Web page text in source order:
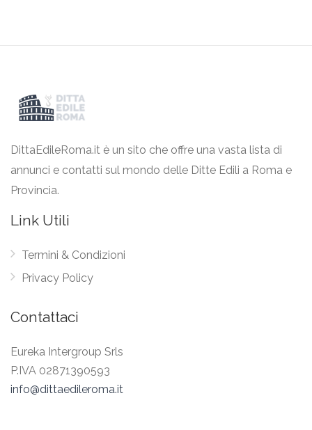
DittaEdileRoma.it è un sito che offre una vasta lista di
annunci e contatti sul mondo delle Ditte Edili a Roma e
Provincia.
Link Utili
Termini & Condizioni
Privacy Policy
Contattaci
Eureka Intergroup Srls
P.IVA 02871390593
info@dittaedileroma.it